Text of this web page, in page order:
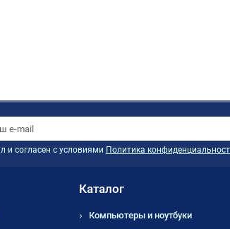
и согласен с условиями Политика
Каталог
Компьютеры и ноутбуки